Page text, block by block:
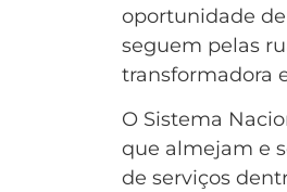
oportunidade de
seguem pelas
transformadora
O Sistema
que almejam e
de serviços